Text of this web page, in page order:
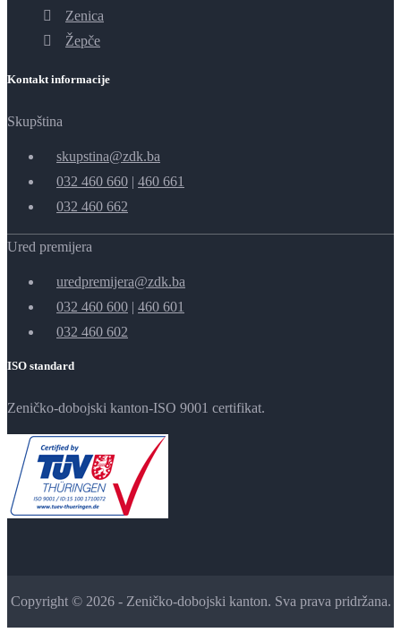
Zenica
Žepče
Kontakt informacije
Skupština
skupstina@zdk.ba
032 460 660 | 460 661
032 460 662
Ured premijera
uredpremijera@zdk.ba
032 460 600 | 460 601
032 460 602
ISO standard
Zeničko-dobojski kanton-ISO 9001 certifikat.
Copyright © 2026 - Zeničko-dobojski kanton. Sva prava pridržana.